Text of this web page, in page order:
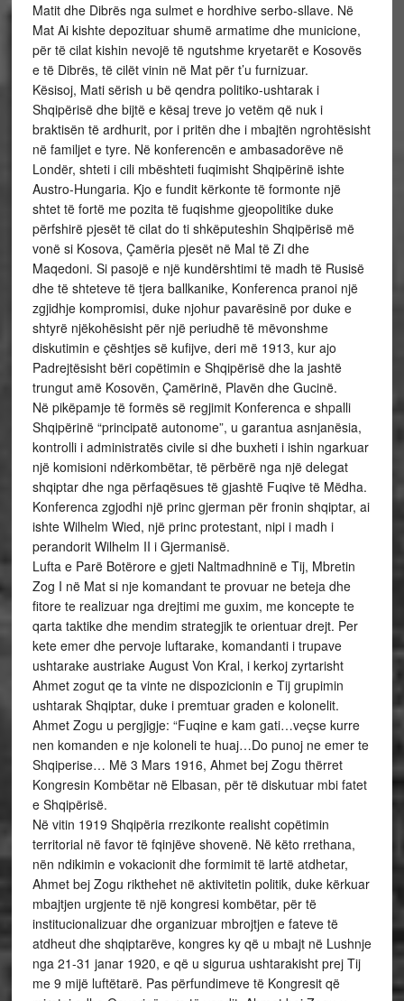
Matit dhe Dibrës nga sulmet e hordhive serbo-sllave. Në
Mat Ai kishte depozituar shumë armatime dhe municione,
për të cilat kishin nevojë të ngutshme kryetarët e Kosovës
e të Dibrës, të cilët vinin në Mat për t’u furnizuar.
Kësisoj, Mati sërish u bë qendra politiko-ushtarak i
Shqipërisë dhe bijtë e kësaj treve jo vetëm që nuk i
braktisën të ardhurit, por i pritën dhe i mbajtën ngrohtësisht
në familjet e tyre. Në konferencën e ambasadorëve në
Londër, shteti i cili mbështeti fuqimisht Shqipërinë ishte
Austro-Hungaria. Kjo e fundit kërkonte të formonte një
shtet të fortë me pozita të fuqishme gjeopolitike duke
përfshirë pjesët të cilat do ti shkëputeshin Shqipërisë më
vonë si Kosova, Çamëria pjesët në Mal të Zi dhe
Maqedoni. Si pasojë e një kundërshtimi të madh të Rusisë
dhe të shteteve të tjera ballkanike, Konferenca pranoi një
zgjidhje kompromisi, duke njohur pavarësinë por duke e
shtyrë njëkohësisht për një periudhë të mëvonshme
diskutimin e çështjes së kufijve, deri më 1913, kur ajo
Padrejtësisht bëri copëtimin e Shqipërisë dhe la jashtë
trungut amë Kosovën, Çamërinë, Plavën dhe Gucinë.
Në pikëpamje të formës së regjimit Konferenca e shpalli
Shqipërinë “principatë autonome”, u garantua asnjanësia,
kontrolli i administratës civile si dhe buxheti i ishin ngarkuar
një komisioni ndërkombëtar, të përbërë nga një delegat
shqiptar dhe nga përfaqësues të gjashtë Fuqive të Mëdha.
Konferenca zgjodhi një princ gjerman për fronin shqiptar, ai
ishte Wilhelm Wied, një princ protestant, nipi i madh i
perandorit Wilhelm II i Gjermanisë.
Lufta e Parë Botërore e gjeti Naltmadhninë e Tij, Mbretin
Zog I në Mat si nje komandant te provuar ne beteja dhe
fitore te realizuar nga drejtimi me guxim, me koncepte te
qarta taktike dhe mendim strategjik te orientuar drejt. Per
kete emer dhe pervoje luftarake, komandanti i trupave
ushtarake austriake August Von Kral, i kerkoj zyrtarisht
Ahmet zogut qe ta vinte ne dispozicionin e Tij grupimin
ushtarak Shqiptar, duke i premtuar graden e kolonelit.
Ahmet Zogu u pergjigje: “Fuqine e kam gati…veçse kurre
nen komanden e nje koloneli te huaj…Do punoj ne emer te
Shqiperise… Më 3 Mars 1916, Ahmet bej Zogu thërret
Kongresin Kombëtar në Elbasan, për të diskutuar mbi fatet
e Shqipërisë.
Në vitin 1919 Shqipëria rrezikonte realisht copëtimin
territorial në favor të fqinjëve shovenë. Në këto rrethana,
nën ndikimin e vokacionit dhe formimit të lartë atdhetar,
Ahmet bej Zogu rikthehet në aktivitetin politik, duke kërkuar
mbajtjen urgjente të një kongresi kombëtar, për të
institucionalizuar dhe organizuar mbrojtjen e fateve të
atdheut dhe shqiptarëve, kongres ky që u mbajt në Lushnje
nga 21-31 janar 1920, e që u sigurua ushtarakisht prej Tij
me 9 mijë luftëtarë. Pas përfundimeve të Kongresit që